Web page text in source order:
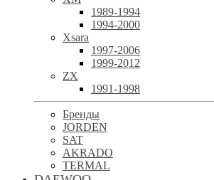
1989-1994
1994-2000
Xsara
1997-2006
1999-2012
ZX
1991-1998
Бренды
JORDEN
SAT
AKRADO
TERMAL